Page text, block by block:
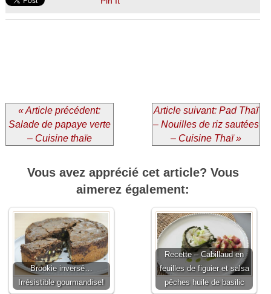
« Article précédent:
Salade de papaye verte
– Cuisine thaïe
Article suivant: Pad Thaï
– Nouilles de riz sautées
– Cuisine Thaï »
Vous avez apprécié cet article? Vous
aimerez également:
Brookie inversé…
Irrésistible gourmandise!
Recette – Cabillaud en
feuilles de figuier et salsa
pêches huile de basilic